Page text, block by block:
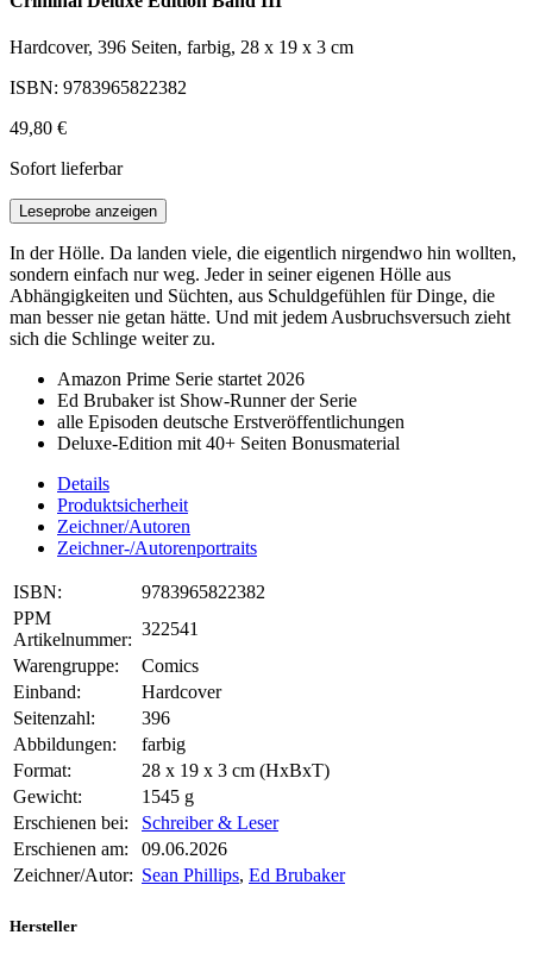
Hardcover, 396 Seiten, farbig, 28 x 19 x 3 cm
ISBN: 9783965822382
49,80 €
Sofort lieferbar
Leseprobe anzeigen
In der Hölle. Da landen viele, die eigentlich nirgendwo hin wollten,
sondern einfach nur weg. Jeder in seiner eigenen Hölle aus
Abhängigkeiten und Süchten, aus Schuldgefühlen für Dinge, die
man besser nie getan hätte. Und mit jedem Ausbruchsversuch zieht
sich die Schlinge weiter zu.
Amazon Prime Serie startet 2026
Ed Brubaker ist Show-Runner der Serie
alle Episoden deutsche Erstveröffentlichungen
Deluxe-Edition mit 40+ Seiten Bonusmaterial
Details
Produktsicherheit
Zeichner/Autoren
Zeichner-/Autorenportraits
ISBN:
9783965822382
PPM
Artikelnummer:
322541
Warengruppe:
Comics
Einband:
Hardcover
Seitenzahl:
396
Abbildungen:
farbig
Format:
28 x 19 x 3 cm (HxBxT)
Gewicht:
1545 g
Erschienen bei:
Schreiber & Leser
Erschienen am:
09.06.2026
Zeichner/Autor: Sean Phillips, Ed Brubaker
Hersteller